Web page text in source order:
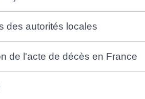
des autorités locales
de l'acte de décès en France